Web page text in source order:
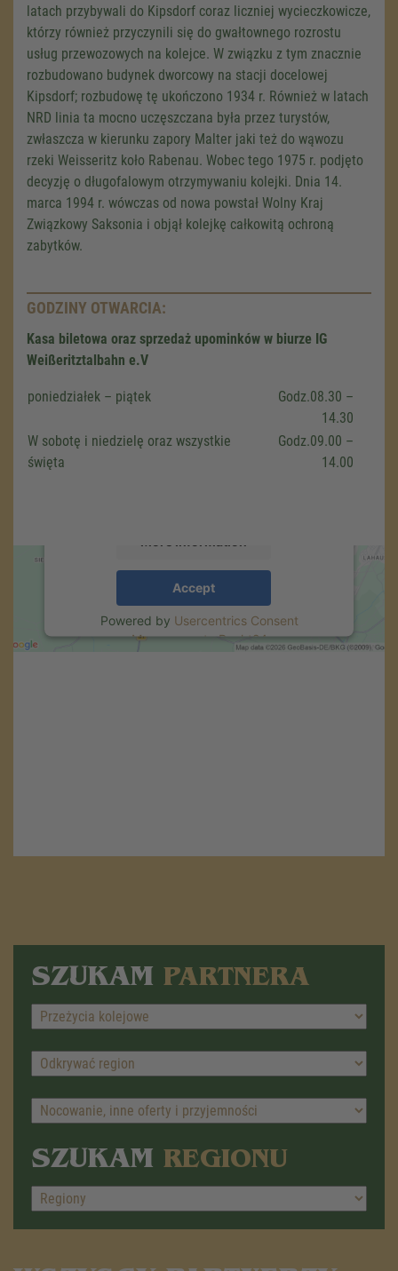
SZUKAM PARTNERA
SZUKAM REGIONU
latach przybywali do Kipsdorf coraz liczniej wycieczkowicze,
którzy również przyczynili się do gwałtownego rozrostu
usług przewozowych na kolejce. W związku z tym znacznie
rozbudowano budynek dworcowy na stacji docelowej
Kipsdorf; rozbudowę tę ukończono 1934 r. Również w latach
NRD linia ta mocno uczęszczana była przez turystów,
zwłaszcza w kierunku zapory Malter jaki też do wąwozu
rzeki Weisseritz koło Rabenau. Wobec tego 1975 r. podjęto
decyzję o długofalowym otrzymywaniu kolejki. Dnia 14.
marca 1994 r. wówczas od nowa powstał Wolny Kraj
Związkowy Saksonia i objął kolejkę całkowitą ochroną
zabytków.
GODZINY OTWARCIA:
Kasa biletowa oraz sprzedaż upominków w biurze IG
Weißeritztalbahn e.V
poniedziałek – piątek
Godz.08.30 –
14.30
W sobotę i niedzielę oraz wszystkie
święta
Godz.09.00 –
14.00
We need your consent to load the
Google Maps service!
We use a third party service to embed map
Accept
Powered by Usercentrics Consent
Management.eRecht24